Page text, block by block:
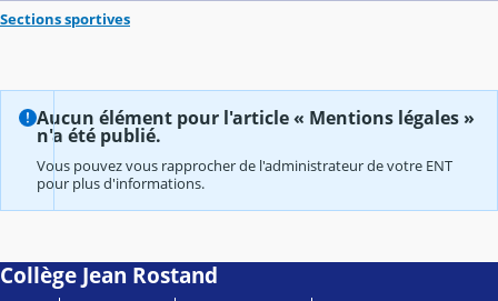
Sections sportives
Aucun élément pour l'article « Mentions légales »
n'a été publié.
Vous pouvez vous rapprocher de l'administrateur de votre ENT
pour plus d'informations.
Collège Jean Rostand